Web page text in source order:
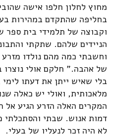
מחוץ לחלון חלפו אישה
בחליפה שהתקדם במהירות
וקבוצה של תלמידי בית ספר
הניידים שלהם. שתקתי
וחשבתי כמה מהם נולדו
של אהבה." חלקם אולי
בלי שאיש ייתן את דעתו
מלאכותית, ואולי יש כאלה
המקרים האלה הזרע הגיע אל
דמות אנוש. שבתי והסתכלתי
לא היה זכר לנעליו של בעלי.